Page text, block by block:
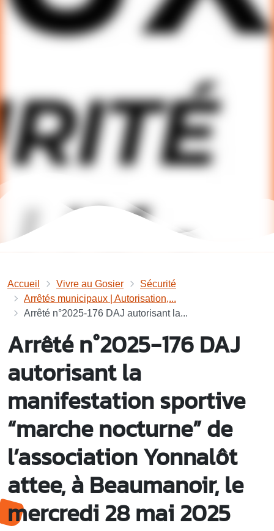
Accueil Vivre au Gosier
Sécurité
Arrêtés municipaux | Autorisation,...
Arrêté n°2025-176 DAJ autorisant la...
Arrêté n°2025-176 DAJ
autorisant la
manifestation sportive
“marche nocturne” de
l’association Yonnalôt
attee, à Beaumanoir, le
mercredi 28 mai 2025